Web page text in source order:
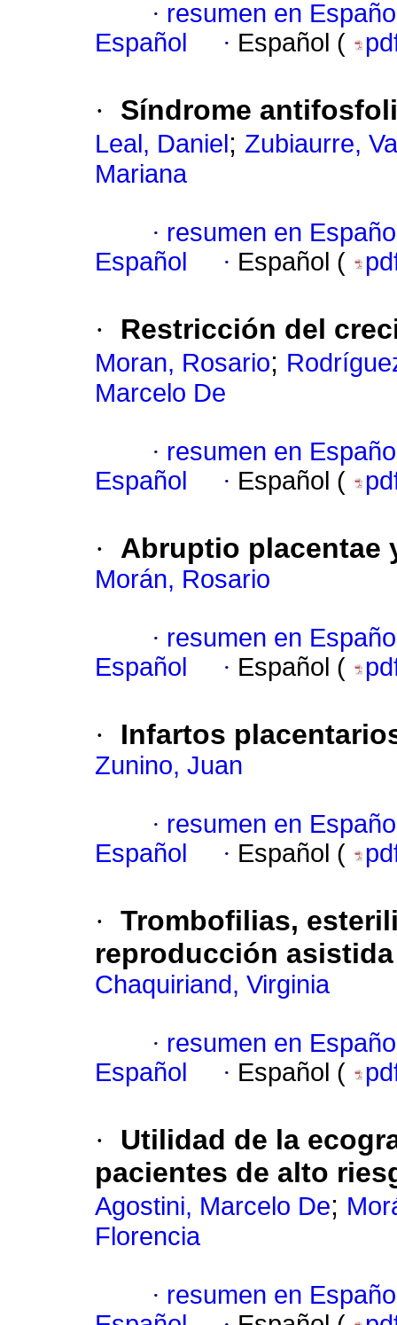
· resumen en
Español
· Español (
· Síndrome
Leal, Daniel ; Zubiaurre,
Mariana
· resumen en
Español
· Español (
· Restricción del
Moran, Rosario;
Marcelo De
· resumen en
Español
· Español (
· Abruptio placentae
Morán, Rosario
· resumen en
Español
· Español (
· Infartos
Zunino, Juan
· resumen en
Español
· Español (
· Trombofilias,
reproducción asistida
Chaquiriand, Virginia
· resumen en
Español
· Español (
·
Utilidad de la
pacientes de alto
Agostini, Marcelo De;
Florencia
· resumen en